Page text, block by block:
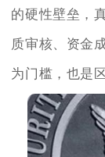
的硬性壁垒，
质审核、资金
为门槛，也是